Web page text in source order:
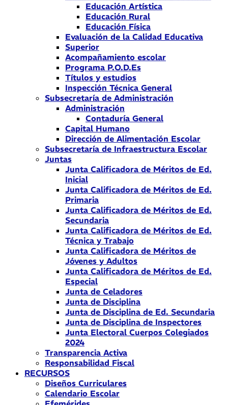
Educación Artística
Educación Rural
Educación Física
Evaluación de la Calidad Educativa
Superior
Acompañamiento escolar
Programa P.O.D.Es
Títulos y estudios
Inspección Técnica General
Subsecretaría de Administración
Administración
Contaduría General
Capital Humano
Dirección de Alimentación Escolar
Subsecretaría de Infraestructura Escolar
Juntas
Junta Calificadora de Méritos de Ed.
Inicial
Junta Calificadora de Méritos de Ed.
Primaria
Junta Calificadora de Méritos de Ed.
Secundaria
Junta Calificadora de Méritos de Ed.
Técnica y Trabajo
Junta Calificadora de Méritos de
Jóvenes y Adultos
Junta Calificadora de Méritos de Ed.
Especial
Junta de Celadores
Junta de Disciplina
Junta de Disciplina de Ed. Secundaria
Junta de Disciplina de Inspectores
Junta Electoral Cuerpos Colegiados
2024
Transparencia Activa
Responsabilidad Fiscal
RECURSOS
Diseños Curriculares
Calendario Escolar